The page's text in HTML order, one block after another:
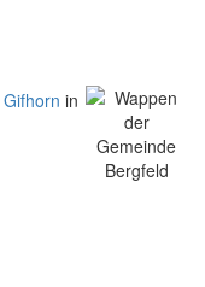
Gifhorn in